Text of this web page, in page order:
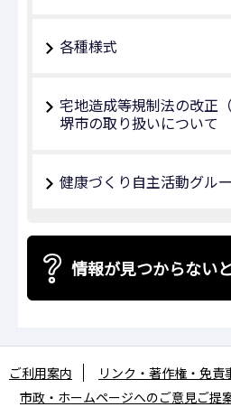
各種様式
宅地造成等規制法の改正
堺市の取り扱いについて
健康づくり自主活動グル
情報が見つからない
ご利用案内 リンク・著作権・免責
市政・ホームページへのご意見ご提